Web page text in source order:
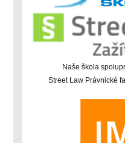
Naše škola
Street Law Právnické